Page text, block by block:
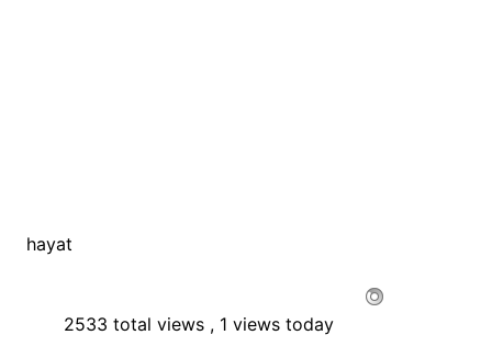
hayat
2533 total views , 1 views today